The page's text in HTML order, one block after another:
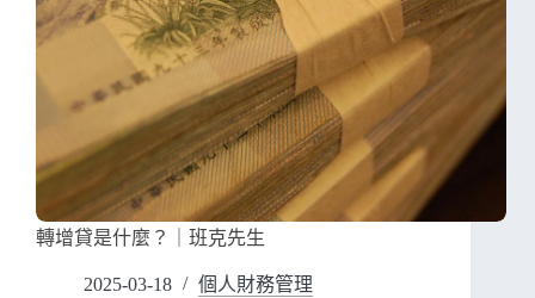
轉增貸是什麼？｜班克先生
2025-03-18 個人財務管理